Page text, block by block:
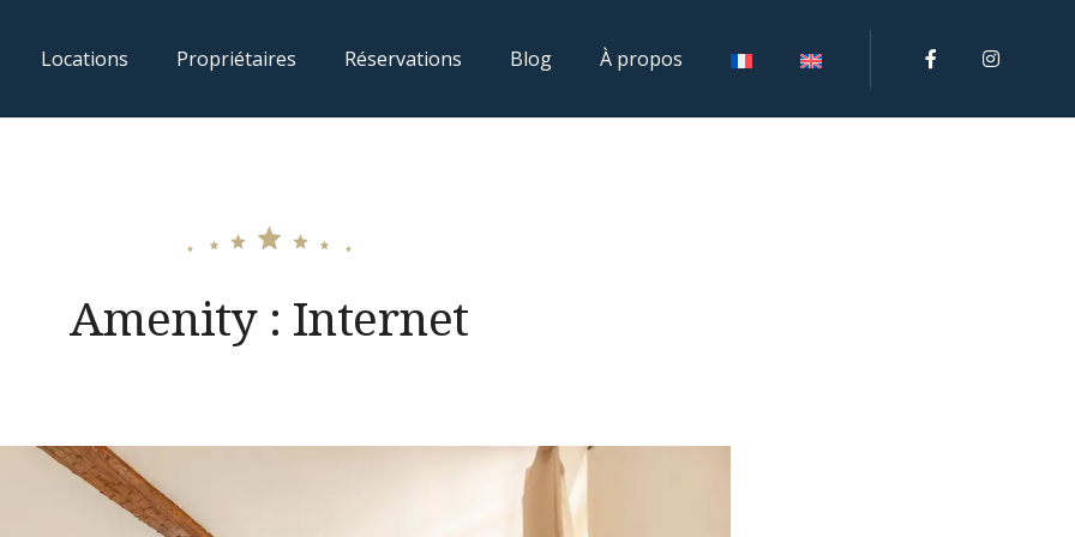
Locations Propriétaires Réservations Blog À propos facebook
Amenity : Internet